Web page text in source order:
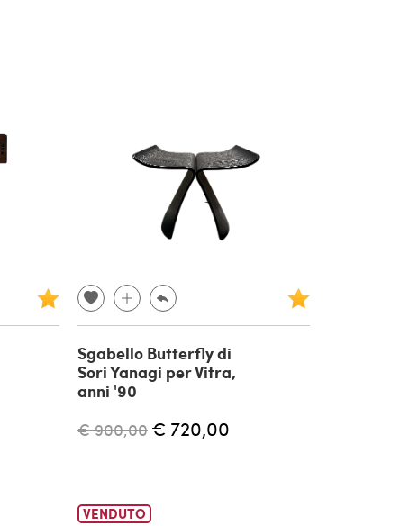
Sgabello Butterfly di
Sori Yanagi per Vitra,
anni '90
€ 900,00 € 720,00
VENDUTO